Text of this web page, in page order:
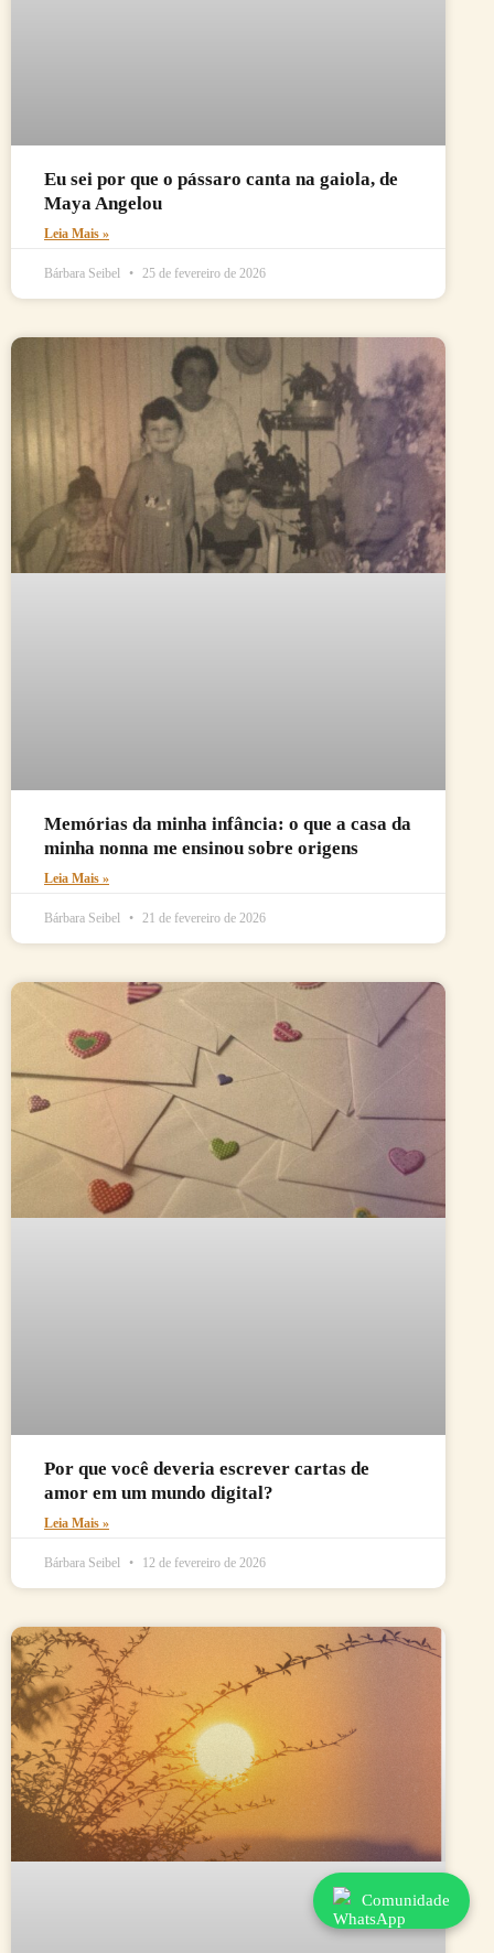
Eu sei por que o pássaro canta na gaiola, de
Maya Angelou
Leia Mais »
Bárbara Seibel 25 de fevereiro de 2026
Memórias da minha infância: o que a casa da
minha nonna me ensinou sobre origens
Leia Mais »
Bárbara Seibel 21 de fevereiro de 2026
Por que você deveria escrever cartas de
amor em um mundo digital?
Leia Mais »
Bárbara Seibel 12 de fevereiro de 2026
Comunidade